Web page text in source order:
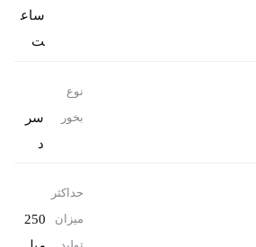
ساع
ت
نوع
بخور
سر
د
حداکثر
میزان
250